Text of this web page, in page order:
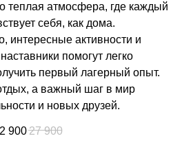
теплая атмосфера, где каждый
себя, как дома.
интересные активности и
помогут легко
первый лагерный опыт.
а важный шаг в мир
и новых друзей.
90027 900